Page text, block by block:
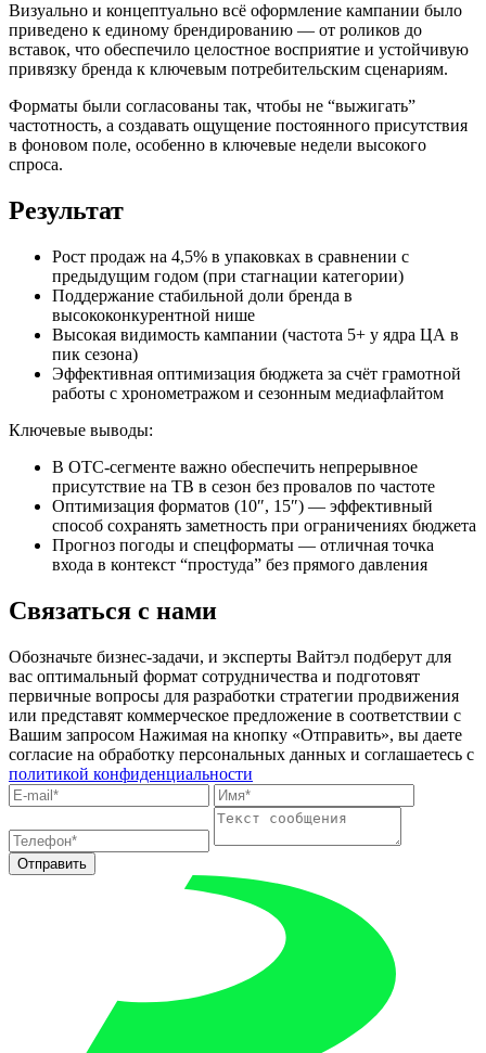
Визуально и концептуально всё оформление кампании было
приведено к единому брендированию — от роликов до
вставок, что обеспечило целостное восприятие и устойчивую
привязку бренда к ключевым потребительским сценариям.
Форматы были согласованы так, чтобы не “выжигать”
частотность, а создавать ощущение постоянного присутствия
в фоновом поле, особенно в ключевые недели высокого
спроса.
Результат
Рост продаж на 4,5% в упаковках в сравнении с
предыдущим годом (при стагнации категории)
Поддержание стабильной доли бренда в
высококонкурентной нише
Высокая видимость кампании (частота 5+ у ядра ЦА в
пик сезона)
Эффективная оптимизация бюджета за счёт грамотной
работы с хронометражом и сезонным медиафлайтом
Ключевые выводы:
В ОТС-сегменте важно обеспечить непрерывное
присутствие на ТВ в сезон без провалов по частоте
Оптимизация форматов (10″, 15″) — эффективный
способ сохранять заметность при ограничениях бюджета
Прогноз погоды и спецформаты — отличная точка
входа в контекст “простуда” без прямого давления
Связаться с нами
Обозначьте бизнес-задачи, и эксперты Вайтэл подберут для
вас оптимальный формат сотрудничества и подготовят
первичные вопросы для разработки стратегии продвижения
или представят коммерческое предложение в соответствии с
Вашим запросом Нажимая на кнопку «Отправить», вы даете
согласие на обработку персональных данных и соглашаетесь c
политикой конфиденциальности
Отправить